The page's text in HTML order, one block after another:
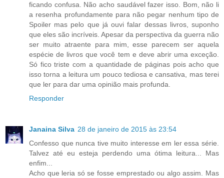
ficando confusa. Não acho saudável fazer isso. Bom, não li
a resenha profundamente para não pegar nenhum tipo de
Spoiler mas pelo que já ouvi falar dessas livros, suponho
que eles são incríveis. Apesar da perspectiva da guerra não
ser muito atraente para mim, esse parecem ser aquela
espécie de livros que você tem e deve abrir uma exceção.
Só fico triste com a quantidade de páginas pois acho que
isso torna a leitura um pouco tediosa e cansativa, mas terei
que ler para dar uma opinião mais profunda.
Responder
Janaina Silva 28 de janeiro de 2015 às 23:54
Confesso que nunca tive muito interesse em ler essa série.
Talvez até eu esteja perdendo uma ótima leitura... Mas
enfim...
Acho que leria só se fosse emprestado ou algo assim. Mas